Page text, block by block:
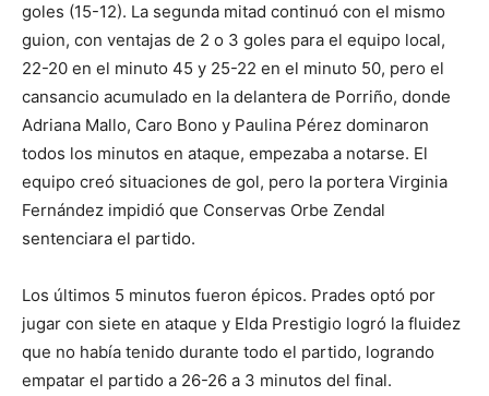
goles (15-12). La segunda mitad continuó con el mismo
guion, con ventajas de 2 o 3 goles para el equipo local,
22-20 en el minuto 45 y 25-22 en el minuto 50, pero el
cansancio acumulado en la delantera de Porriño, donde
Adriana Mallo, Caro Bono y Paulina Pérez dominaron
todos los minutos en ataque, empezaba a notarse. El
equipo creó situaciones de gol, pero la portera Virginia
Fernández impidió que Conservas Orbe Zendal
sentenciara el partido.
Los últimos 5 minutos fueron épicos. Prades optó por
jugar con siete en ataque y Elda Prestigio logró la fluidez
que no había tenido durante todo el partido, logrando
empatar el partido a 26-26 a 3 minutos del final.